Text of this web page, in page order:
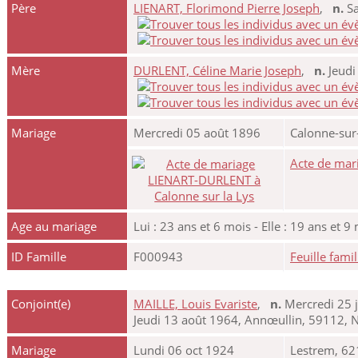
Père LIENART, Florimond Pierre Joseph, n.
Mère DURLENT, Céline Marie Joseph, n.
Mariage Mercredi 05 août 1896
Calonne-
Acte de
Age au mariage
Lui : 23 ans et 6 mois - Elle : 19 ans et 9
ID Famille
F000943 Feuille
Conjoint(e) MAILLE, Louis Evariste, n. Mercredi 25
Jeudi 13 août 1964, Annœullin, 59112,
Mariage
Lundi 06 oct 1924 Lestrem,